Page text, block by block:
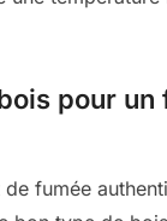
pour un
fumée